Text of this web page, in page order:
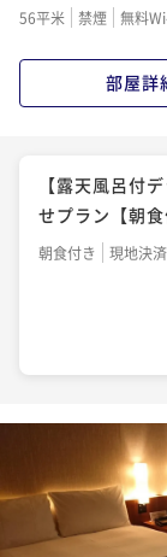
56平米 禁煙 無料
部屋詳
【露天風呂付
せプラン【朝食
朝食付き 現地決